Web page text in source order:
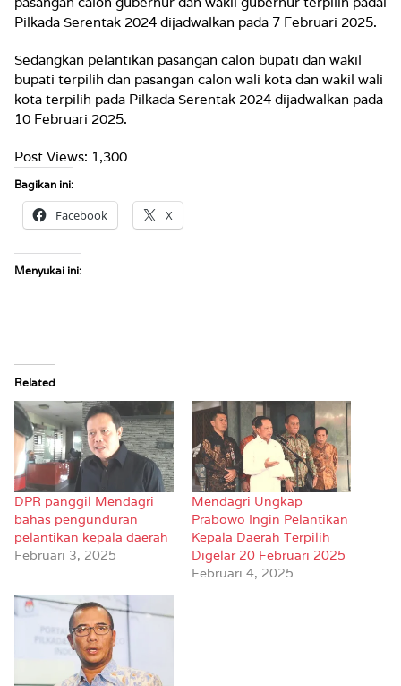
Pilkada Serentak 2024 dijadwalkan pada 7 Februari 2025.
Sedangkan pelantikan pasangan calon bupati dan wakil
bupati terpilih dan pasangan calon wali kota dan wakil wali
kota terpilih pada Pilkada Serentak 2024 dijadwalkan pada
10 Februari 2025.
Post Views: 1,300
Bagikan ini:
Facebook X
Menyukai ini:
Related
DPR panggil Mendagri
bahas pengunduran
pelantikan kepala daerah
Februari 3, 2025
Mendagri Ungkap
Prabowo Ingin Pelantikan
Kepala Daerah Terpilih
Digelar 20 Februari 2025
Februari 4, 2025